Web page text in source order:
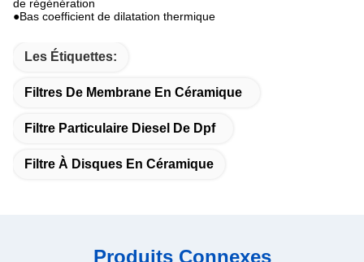
de régénération
●Bas coefficient de dilatation thermique
Les Étiquettes:
Filtres De Membrane En Céramique
Filtre Particulaire Diesel De Dpf
Filtre À Disques En Céramique
Produits Connexes